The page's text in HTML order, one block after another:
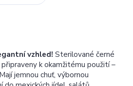
vzhled! Sterilované černé
k okamžitému použití –
jemnou chuť, výbornou